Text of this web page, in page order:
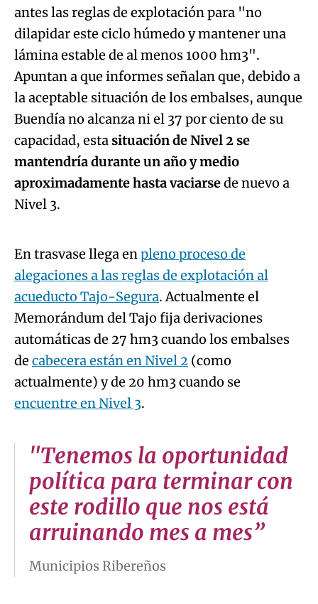
antes las reglas de explotación para "no
dilapidar este ciclo húmedo y mantener una
lámina estable de al menos 1000 hm3".
Apuntan a que informes señalan que, debido a
la aceptable situación de los embalses, aunque
Buendía no alcanza ni el 37 por ciento de su
capacidad, estasituación de Nivel 2 se
mantendría durante un año y medio
aproximadamente hasta vaciarsede nuevo a
Nivel 3.
Try again
En trasvase llega enpleno proceso de
alegaciones a las reglas de explotación al
acueducto Tajo-Segura. Actualmente el
Memorándum del Tajo fija derivaciones
automáticas de 27 hm3 cuando los embalses
de cabecera están en Nivel 2 (como
actualmente) y de 20 hm3 cuando se
encuentre en Nivel 3.
"Tenemos la oportunidad
política para terminar con
este rodillo que nos está
arruinando mes a mes”
Municipios Ribereños